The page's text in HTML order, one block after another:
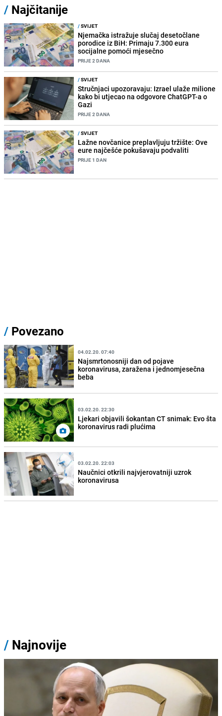
/ Najčitanije
/SVIJET
Njemačka istražuje slučaj desetočlane
porodice iz BiH: Primaju 7.300 eura
socijalne pomoći mjesečno
PRIJE 2 DANA
/SVIJET
Stručnjaci upozoravaju: Izrael ulaže milione
kako bi utjecao na odgovore ChatGPT-a o
Gazi
PRIJE 2 DANA
/SVIJET
Lažne novčanice preplavljuju tržište: Ove
eure najčešće pokušavaju podvaliti
PRIJE 1 DAN
/ Povezano
04.02.20. 07:40
Najsmrtonosniji dan od pojave
koronavirusa, zaražena i jednomjesečna
beba
03.02.20. 22:30
Ljekari objavili šokantan CT snimak: Evo šta
koronavirus radi plućima
03.02.20. 22:03
Naučnici otkrili najvjerovatniji uzrok
koronavirusa
/ Najnovije